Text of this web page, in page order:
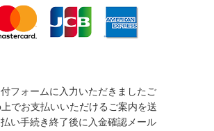
フォームに入力いただきましたご
でお支払いいただけるご案内を送
い手続き終了後に入金確認メール